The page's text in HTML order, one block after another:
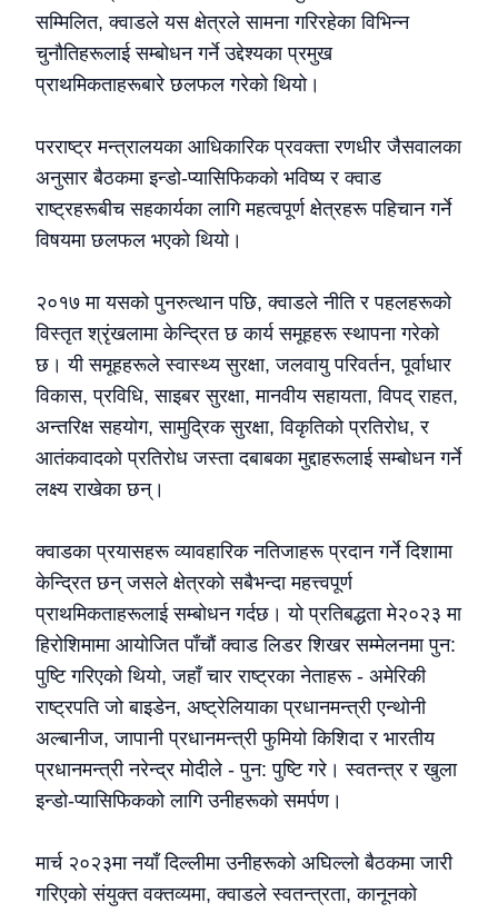
सम्मिलित, क्वाडले यस क्षेत्रले सामना गरिरहेका विभिन्न
चुनौतिहरूलाई सम्बोधन गर्ने उद्देश्यका प्रमुख
प्राथमिकताहरूबारे छलफल गरेको थियो।
परराष्ट्र मन्त्रालयका आधिकारिक प्रवक्ता रणधीर जैसवालका
अनुसार बैठकमा इन्डो-प्यासिफिकको भविष्य र क्वाड
राष्ट्रहरूबीच सहकार्यका लागि महत्वपूर्ण क्षेत्रहरू पहिचान गर्ने
विषयमा छलफल भएको थियो।
२०१७ मा यसको पुनरुत्थान पछि, क्वाडले नीति र पहलहरूको
विस्तृत श्रृंखलामा केन्द्रित छ कार्य समूहहरू स्थापना गरेको
छ। यी समूहहरूले स्वास्थ्य सुरक्षा, जलवायु परिवर्तन, पूर्वाधार
विकास, प्रविधि, साइबर सुरक्षा, मानवीय सहायता, विपद् राहत,
अन्तरिक्ष सहयोग, सामुद्रिक सुरक्षा, विकृतिको प्रतिरोध, र
आतंकवादको प्रतिरोध जस्ता दबाबका मुद्दाहरूलाई सम्बोधन गर्ने
लक्ष्य राखेका छन्।
क्वाडका प्रयासहरू व्यावहारिक नतिजाहरू प्रदान गर्ने दिशामा
केन्द्रित छन् जसले क्षेत्रको सबैभन्दा महत्त्वपूर्ण
प्राथमिकताहरूलाई सम्बोधन गर्दछ। यो प्रतिबद्धता मे२०२३ मा
हिरोशिमामा आयोजित पाँचौं क्वाड लिडर शिखर सम्मेलनमा पुन:
पुष्टि गरिएको थियो, जहाँ चार राष्ट्रका नेताहरू - अमेरिकी
राष्ट्रपति जो बाइडेन, अष्ट्रेलियाका प्रधानमन्त्री एन्थोनी
अल्बानीज, जापानी प्रधानमन्त्री फुमियो किशिदा र भारतीय
प्रधानमन्त्री नरेन्द्र मोदीले - पुन: पुष्टि गरे। स्वतन्त्र र खुला
इन्डो-प्यासिफिकको लागि उनीहरूको समर्पण।
मार्च २०२३मा नयाँ दिल्लीमा उनीहरूको अघिल्लो बैठकमा जारी
गरिएको संयुक्त वक्तव्यमा, क्वाडले स्वतन्त्रता, कानूनको